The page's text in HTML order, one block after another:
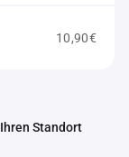
10,90€
Standort